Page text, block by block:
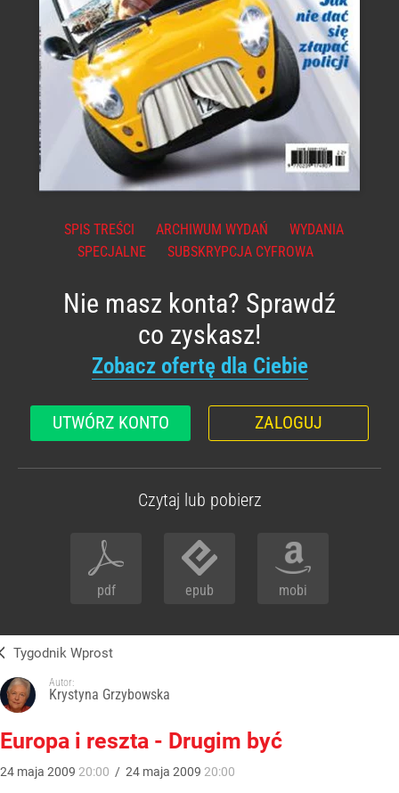
SPIS TREŚCI ARCHIWUM WYDAŃ
WYDANIA
SPECJALNE
SUBSKRYPCJA CYFROWA
Nie masz konta? Sprawdź
co zyskasz!
Zobacz ofertę dla Ciebie
UTWÓRZ KONTO ZALOGUJ
Czytaj lub pobierz
pdf epub mobi
Tygodnik Wprost
Autor:
Krystyna Grzybowska
Europa i reszta - Drugim być
24 maja 2009 20:00 / 24 maja 2009 20:00